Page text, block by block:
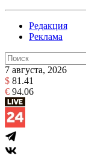
Редакция
Реклама
7 августа, 2026
$ 81.41
€ 94.06